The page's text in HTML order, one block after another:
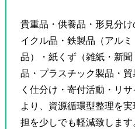
貴重品・供養品・形見分
イクル品・鉄製品（アル
品）・紙くず（雑紙・新
品・プラスチック製品・
く仕分け・寄付活動・リ
より、資源循環型整理を
担を少しでも軽減致します